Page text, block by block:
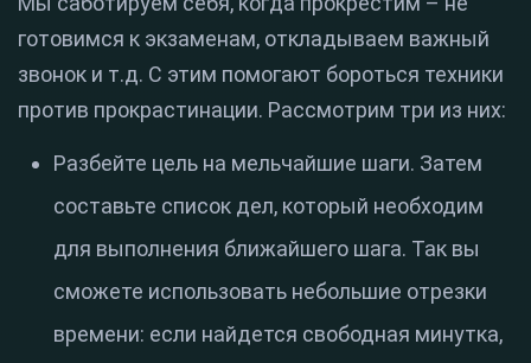
готовимся к экзаменам, откладываем важный
звонок и т.д. С этим помогают бороться техники
против прокрастинации. Рассмотрим три из них:
Разбейте цель на мельчайшие шаги. Затем
составьте список дел, который необходим
для выполнения ближайшего шага. Так вы
сможете использовать небольшие отрезки
времени: если найдется свободная минутка,